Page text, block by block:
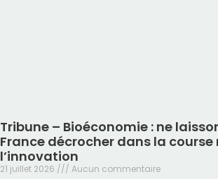
Tribune – Bioéconomie : ne
France décrocher dans la
l’innovation
21 juillet 2026
Aucun commentaire